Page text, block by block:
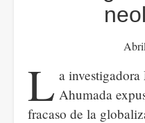
L a
Ahumada
fracaso de la